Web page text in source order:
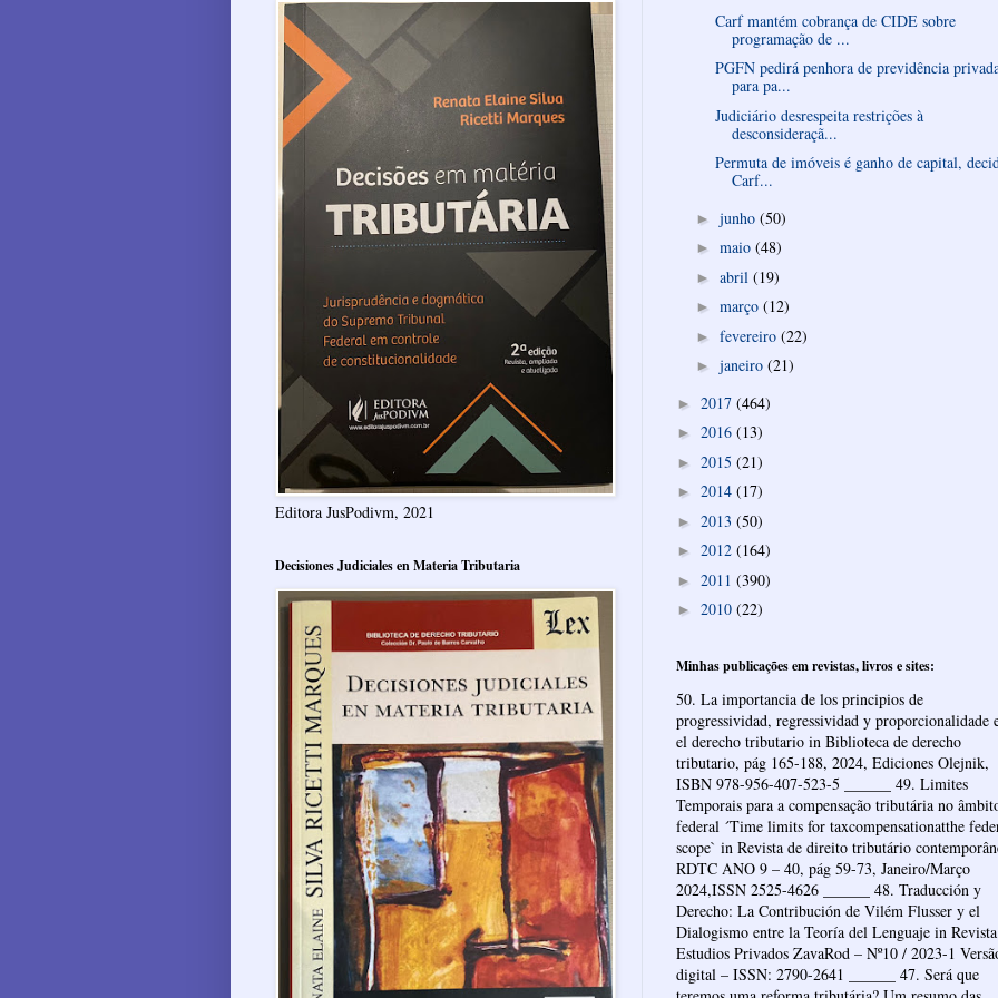
Carf mantém cobrança de CIDE sobre
programação de ...
PGFN pedirá penhora de previdência
para pa...
Judiciário desrespeita restrições à
desconsideraçã...
Permuta de imóveis é ganho de capital,
Carf...
► junho (50)
► maio (48)
► abril (19)
► março (12)
► fevereiro (22)
► janeiro (21)
► 2017 (464)
► 2016 (13)
► 2015 (21)
► 2014 (17)
► 2013 (50)
► 2012 (164)
► 2011 (390)
► 2010 (22)
Minhas publicações em revistas, livros e sites:
50. La importancia de los principios de
progressividad, regressividad y proporcionalidade
el derecho tributario in Biblioteca de derecho
tributario, pág 165-188, 2024, Ediciones Olejnik,
ISBN 978-956-407-523-5 ______ 49. Limites
Temporais para a compensação tributária no
federal ´Time limits for taxcompensationatthe
scope` in Revista de direito tributário
RDTC ANO 9 – 40, pág 59-73, Janeiro/Março
2024,ISSN 2525-4626 ______ 48. Traducción y
Derecho: La Contribución de Vilém Flusser y el
Dialogismo entre la Teoría del Lenguaje in Revista
Estudios Privados ZavaRod – Nº10 / 2023-1
digital – ISSN: 2790-2641 ______ 47. Será que
Editora JusPodivm, 2021
Decisiones Judiciales en Materia Tributaria